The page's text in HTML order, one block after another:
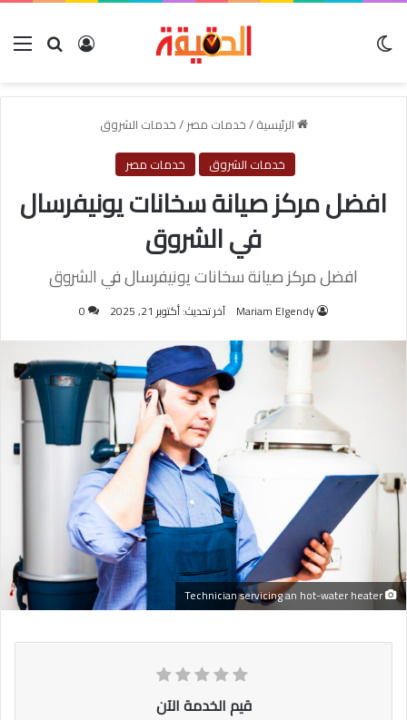
بحث عنتسجيل
الرئيسية/خدمات مصر/خدمات الشروق
خدمات الشروق
خدمات مصر
افضل مركز صيانة سخانات يونيفرسال
في الشروق
افضل مركز صيانة سخانات يونيفرسال في الشروق
Mariam Elgendy آخر تحديث: أكتوبر 21, 2025 0
قيم الخدمة الآن